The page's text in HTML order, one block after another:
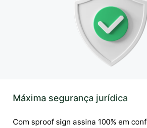
Máxima segurança jurídica
Com sproof sign assina 100% em